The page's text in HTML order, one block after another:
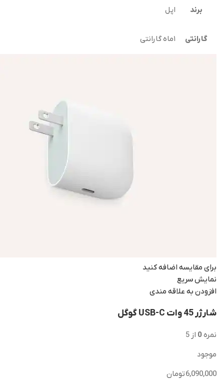
برند اپل
گارانتی ۱ماه گارانتی
برای مقایسه اضافه کنید
نمایش سریع
افزودن به علاقه مندی
شارژر 45 وات USB-C گوگل
نمره0 از 5
موجود
6,090,000تومان